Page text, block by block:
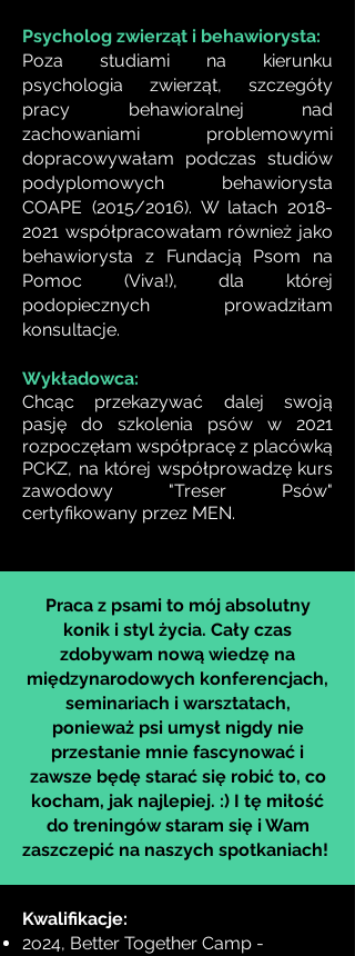
Psycholog zwierząt i behawiorysta:
Poza studiami na kierunku
psychologia zwierząt, szczegóły
pracy behawioralnej nad
zachowaniami problemowymi
dopracowywałam podczas studiów
podyplomowych behawiorysta
COAPE (2015/2016). W latach 2018-
2021 współpracowałam również jako
behawiorysta z Fundacją Psom na
Pomoc (Viva!), dla której
podopiecznych prowadziłam
konsultacje.
Wykładowca:
Chcąc przekazywać dalej swoją
pasję do szkolenia psów w 2021
rozpoczęłam współpracę z placówką
PCKZ, na której współprowadzę kurs
zawodowy "Treser Psów"
certyfikowany przez MEN.
Praca z psami to mój absolutny
konik i styl życia. Cały czas
zdobywam nową wiedzę na
międzynarodowych konferencjach,
seminariach i warsztatach,
ponieważ psi umysł nigdy nie
przestanie mnie fascynować i
zawsze będę starać się robić to, co
kocham, jak najlepiej. :) I tę miłość
do treningów staram się i Wam
zaszczepić na naszych spotkaniach!
​Kwalifikacje:
2o24, Better Together Camp -